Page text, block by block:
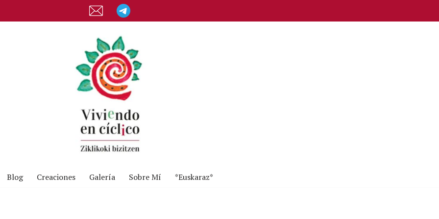
Blog Creaciones Galería Sobre Mí *Euskaraz*